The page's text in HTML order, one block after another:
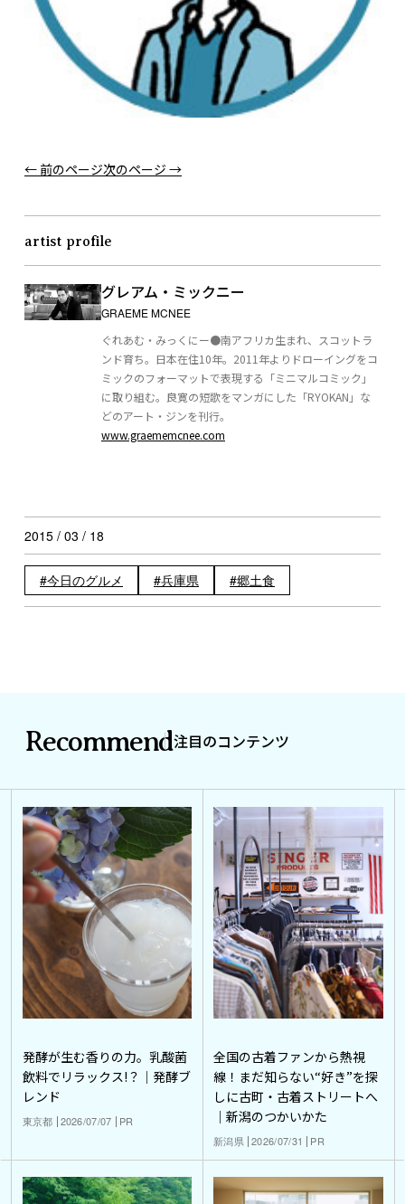
← 前のページ次のページ →
artist profile
グレアム・ミックニー
GRAEME MCNEE
ぐれあむ・みっくにー●南アフリカ生まれ、スコットラ
ンド育ち。日本在住10年。2011年よりドローイングをコ
ミックのフォーマットで表現する「ミニマルコミック」
に取り組む。良寛の短歌をマンガにした「RYOKAN」な
どのアート・ジンを刊行。
www.graememcnee.com
2015 / 03 / 18
今日のグルメ 兵庫県 郷土食
Recommend注目のコンテンツ
発酵が生む香りの力。乳酸菌
飲料でリラックス!？｜発酵ブ
レンド
東京都 2026/07/07 PR
全国の古着ファンから熱視
線！まだ知らない“好き”を探
しに古町・古着ストリートへ
｜新潟のつかいかた
新潟県 2026/07/31 PR